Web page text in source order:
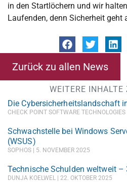
in den Startlöchern und wir
Laufenden, denn Sicherheit geht
Zurück zu allen News
WEITERE
Die Cybersicherheitslandschaft
CHECK POINT SOFTWARE TECHNOLOGIES
Schwachstelle bei Windows
(WSUS)
SOPHOS 5. NOVEMBER 2025
Technische Schulden weltweit
DUNJA KOELWEL 22. OKTOBER 2025